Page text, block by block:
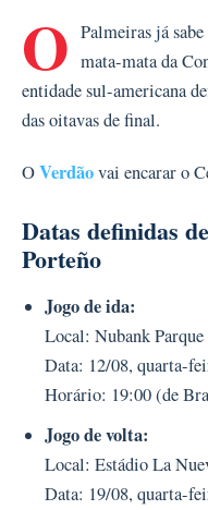
O Palmeiras já
mata-mata da
entidade sul-americana
das oitavas de final.
OVerdãovai encarar o
Datas definidas
Porteño
Jogo de ida:
Local: Nubank Parque
Data: 12/08, quarta-
Horário: 19:00 (de
Jogo de volta:
Local: Estádio La
Data: 19/08, quarta-